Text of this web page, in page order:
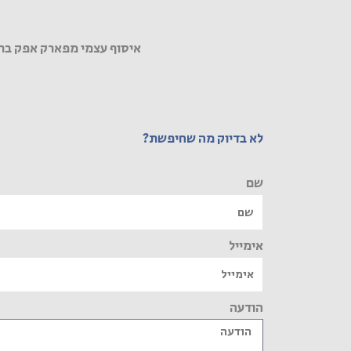
איסוף עצמי מפארק אפק
לא בדיוק מה שחיפשת?
שם
אימייל
הודעה